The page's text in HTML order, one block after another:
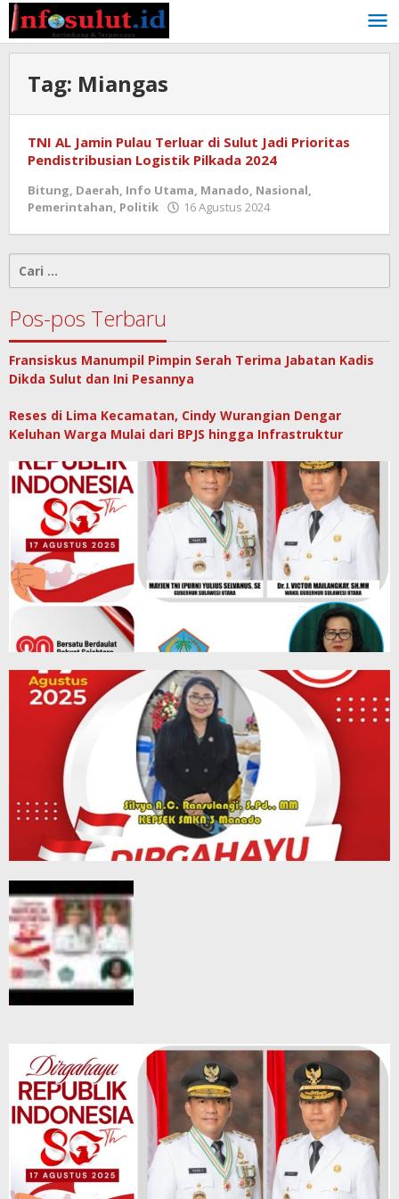
Lewati
ke
konten
Tag: Miangas
TNI AL Jamin Pulau Terluar di Sulut Jadi Prioritas
Pendistribusian Logistik Pilkada 2024
Bitung, Daerah, Info Utama, Manado, Nasional,
Pemerintahan, Politik 16 Agustus 2024
untuk:
Pos-pos Terbaru
Fransiskus Manumpil Pimpin Serah Terima Jabatan Kadis
Dikda Sulut dan Ini Pesannya
Reses di Lima Kecamatan, Cindy Wurangian Dengar
Keluhan Warga Mulai dari BPJS hingga Infrastruktur